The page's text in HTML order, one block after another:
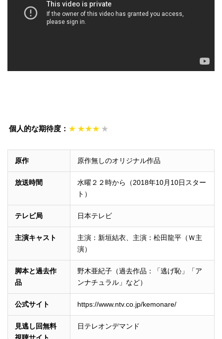
個人的な期待度： ★ ★★★ ★
原作 原作無しのオリジナル作品
放送時間
水曜２２時から（2018年10月10日スター
ト）
テレビ局 日本テレビ
主演キャスト
主演：新垣結衣、主演：松田龍平（Ｗ主
演）
脚本と過去作
品
野木亜紀子（過去作品：「逃げ恥」「ア
ンナチュラル」など）
公式サイト https://www.ntv.co.jp/kemonare/
見逃し回無料
日テレオンデマンド